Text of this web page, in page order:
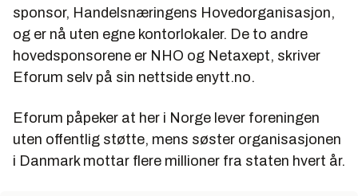
sponsor, Handelsnæringens Hovedorganisasjon,
og er nå uten egne kontorlokaler. De to andre
hovedsponsorene er NHO og Netaxept, skriver
Eforum selv på sin nettside enytt.no.
Eforum påpeker at her i Norge lever foreningen
uten offentlig støtte, mens søster organisasjonen
i Danmark mottar flere millioner fra staten hvert år.